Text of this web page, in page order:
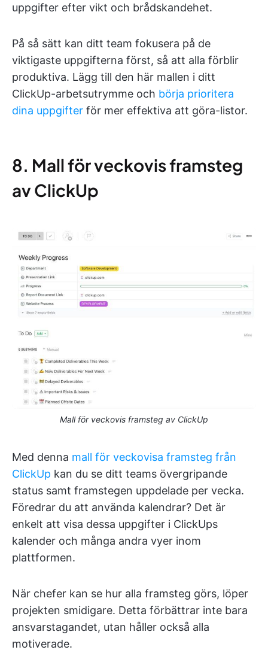
uppgifter efter vikt och brådskandehet.
På så sätt kan ditt team fokusera på de
viktigaste uppgifterna först, så att alla förblir
produktiva. Lägg till den här mallen i ditt
ClickUp-arbetsutrymme och börja prioritera
dina uppgifter för mer effektiva att göra-listor.
8. Mall för veckovis framsteg
av ClickUp
Mall för veckovis framsteg av ClickUp
Med denna mall för veckovisa framsteg från
ClickUp kan du se ditt teams övergripande
status samt framstegen uppdelade per vecka.
Föredrar du att använda kalendrar? Det är
enkelt att visa dessa uppgifter i ClickUps
kalender och många andra vyer inom
plattformen.
När chefer kan se hur alla framsteg görs, löper
projekten smidigare. Detta förbättrar inte bara
ansvarstagandet, utan håller också alla
motiverade.